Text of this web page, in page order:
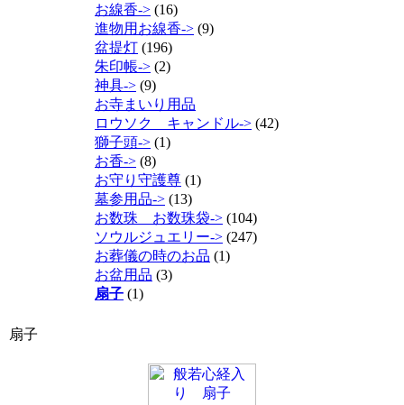
お線香-> (16)
進物用お線香-> (9)
盆提灯 (196)
朱印帳-> (2)
神具-> (9)
お寺まいり用品
ロウソク キャンドル-> (42)
獅子頭-> (1)
お香-> (8)
お守り守護尊 (1)
墓参用品-> (13)
お数珠 お数珠袋-> (104)
ソウルジュエリー-> (247)
お葬儀の時のお品 (1)
お盆用品 (3)
扇子 (1)
扇子